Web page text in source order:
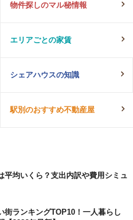
物件探しのマル秘情報
エリアごとの家賃
シェアハウスの知識
駅別のおすすめ不動産屋
平均いくら？支出内訳や費用シミュ
街ランキングTOP10！一人暮らし